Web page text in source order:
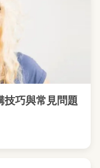
技巧與常見問題